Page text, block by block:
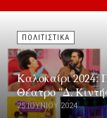
ΠΟΛΙΤΙΣΤΙΚΑ
Καλοκαίρι 2024:
Θέατρο "Δ.
25 ΙΟΥΝΊΟΥ 2024